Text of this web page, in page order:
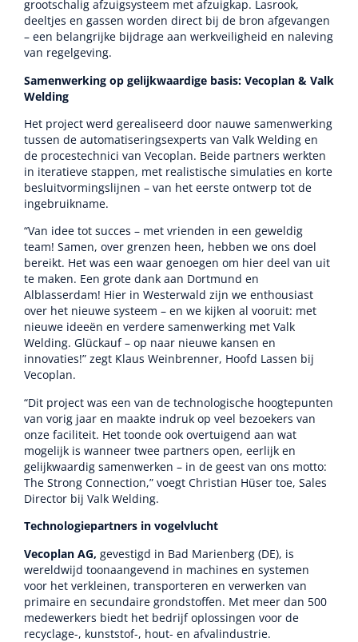
grootschalig afzuigsysteem met afzuigkap. Lasrook,
deeltjes en gassen worden direct bij de bron afgevangen
– een belangrijke bijdrage aan werkveiligheid en naleving
van regelgeving.
Samenwerking op gelijkwaardige basis: Vecoplan & Valk
Welding
Het project werd gerealiseerd door nauwe samenwerking
tussen de automatiseringsexperts van Valk Welding en
de procestechnici van Vecoplan. Beide partners werkten
in iteratieve stappen, met realistische simulaties en korte
besluitvormingslijnen – van het eerste ontwerp tot de
ingebruikname.
“Van idee tot succes – met vrienden in een geweldig
team! Samen, over grenzen heen, hebben we ons doel
bereikt. Het was een waar genoegen om hier deel van uit
te maken. Een grote dank aan Dortmund en
Alblasserdam! Hier in Westerwald zijn we enthousiast
over het nieuwe systeem – en we kijken al vooruit: met
nieuwe ideeën en verdere samenwerking met Valk
Welding. Glückauf – op naar nieuwe kansen en
innovaties!” zegt Klaus Weinbrenner, Hoofd Lassen bij
Vecoplan.
“Dit project was een van de technologische hoogtepunten
van vorig jaar en maakte indruk op veel bezoekers van
onze faciliteit. Het toonde ook overtuigend aan wat
mogelijk is wanneer twee partners open, eerlijk en
gelijkwaardig samenwerken – in de geest van ons motto:
The Strong Connection,” voegt Christian Hüser toe, Sales
Director bij Valk Welding.
Technologiepartners in vogelvlucht
Vecoplan AG, gevestigd in Bad Marienberg (DE), is
wereldwijd toonaangevend in machines en systemen
voor het verkleinen, transporteren en verwerken van
primaire en secundaire grondstoffen. Met meer dan 500
medewerkers biedt het bedrijf oplossingen voor de
recyclage-, kunststof-, hout- en afvalindustrie.